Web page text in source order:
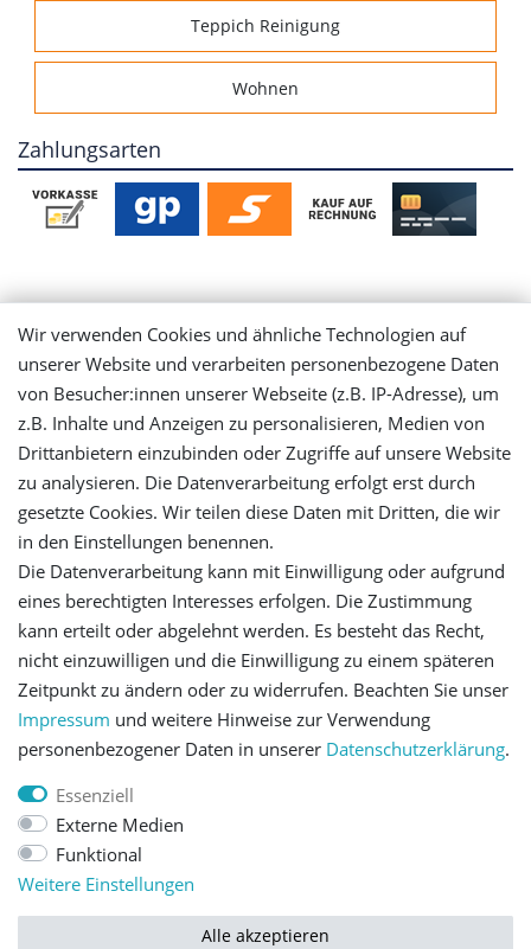
Teppich Reinigung
Wohnen
Zahlungsarten
Mein Konto
Login
Registrieren
Versandinformationen
Let's stay connected
Impressum Daten­schutz­erklärung AGB
Barrierefreiheitserklärung
Vertrag widerrufen Kontakt
Wir verwenden Cookies und ähnliche Technologien auf
unserer Website und verarbeiten personenbezogene Daten
von Besucher:innen unserer Webseite (z.B. IP-Adresse), um
z.B. Inhalte und Anzeigen zu personalisieren, Medien von
Drittanbietern einzubinden oder Zugriffe auf unsere Website
zu analysieren. Die Datenverarbeitung erfolgt erst durch
gesetzte Cookies. Wir teilen diese Daten mit Dritten, die wir
in den Einstellungen benennen.
Die Datenverarbeitung kann mit Einwilligung oder aufgrund
eines berechtigten Interesses erfolgen. Die Zustimmung
kann erteilt oder abgelehnt werden. Es besteht das Recht,
nicht einzuwilligen und die Einwilligung zu einem späteren
Zeitpunkt zu ändern oder zu widerrufen. Beachten Sie unser
Impressum und weitere Hinweise zur Verwendung
personenbezogener Daten in unserer Daten­schutz­erklärung.
Essenziell
Externe Medien
Funktional
Weitere Einstellungen
Alle akzeptieren